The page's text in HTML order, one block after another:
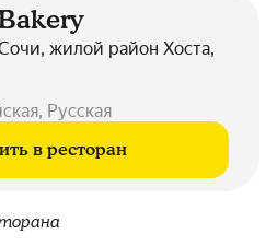
жилой район Хоста,
Русская
в ресторан